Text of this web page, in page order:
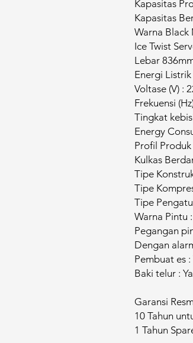
Kapasitas
Kapasitas
Warna Black
Ice Twist
Lebar
Energi Listrik
Voltase (V) :
Frekuensi
Tingkat
Energy
Profil Produk
Kulkas
Tipe
Tipe
Tipe
Warna Pintu
Pegangan
Dengan
Pembuat es
Baki telur : Ya
Garansi
10 Tahun
1 Tahun